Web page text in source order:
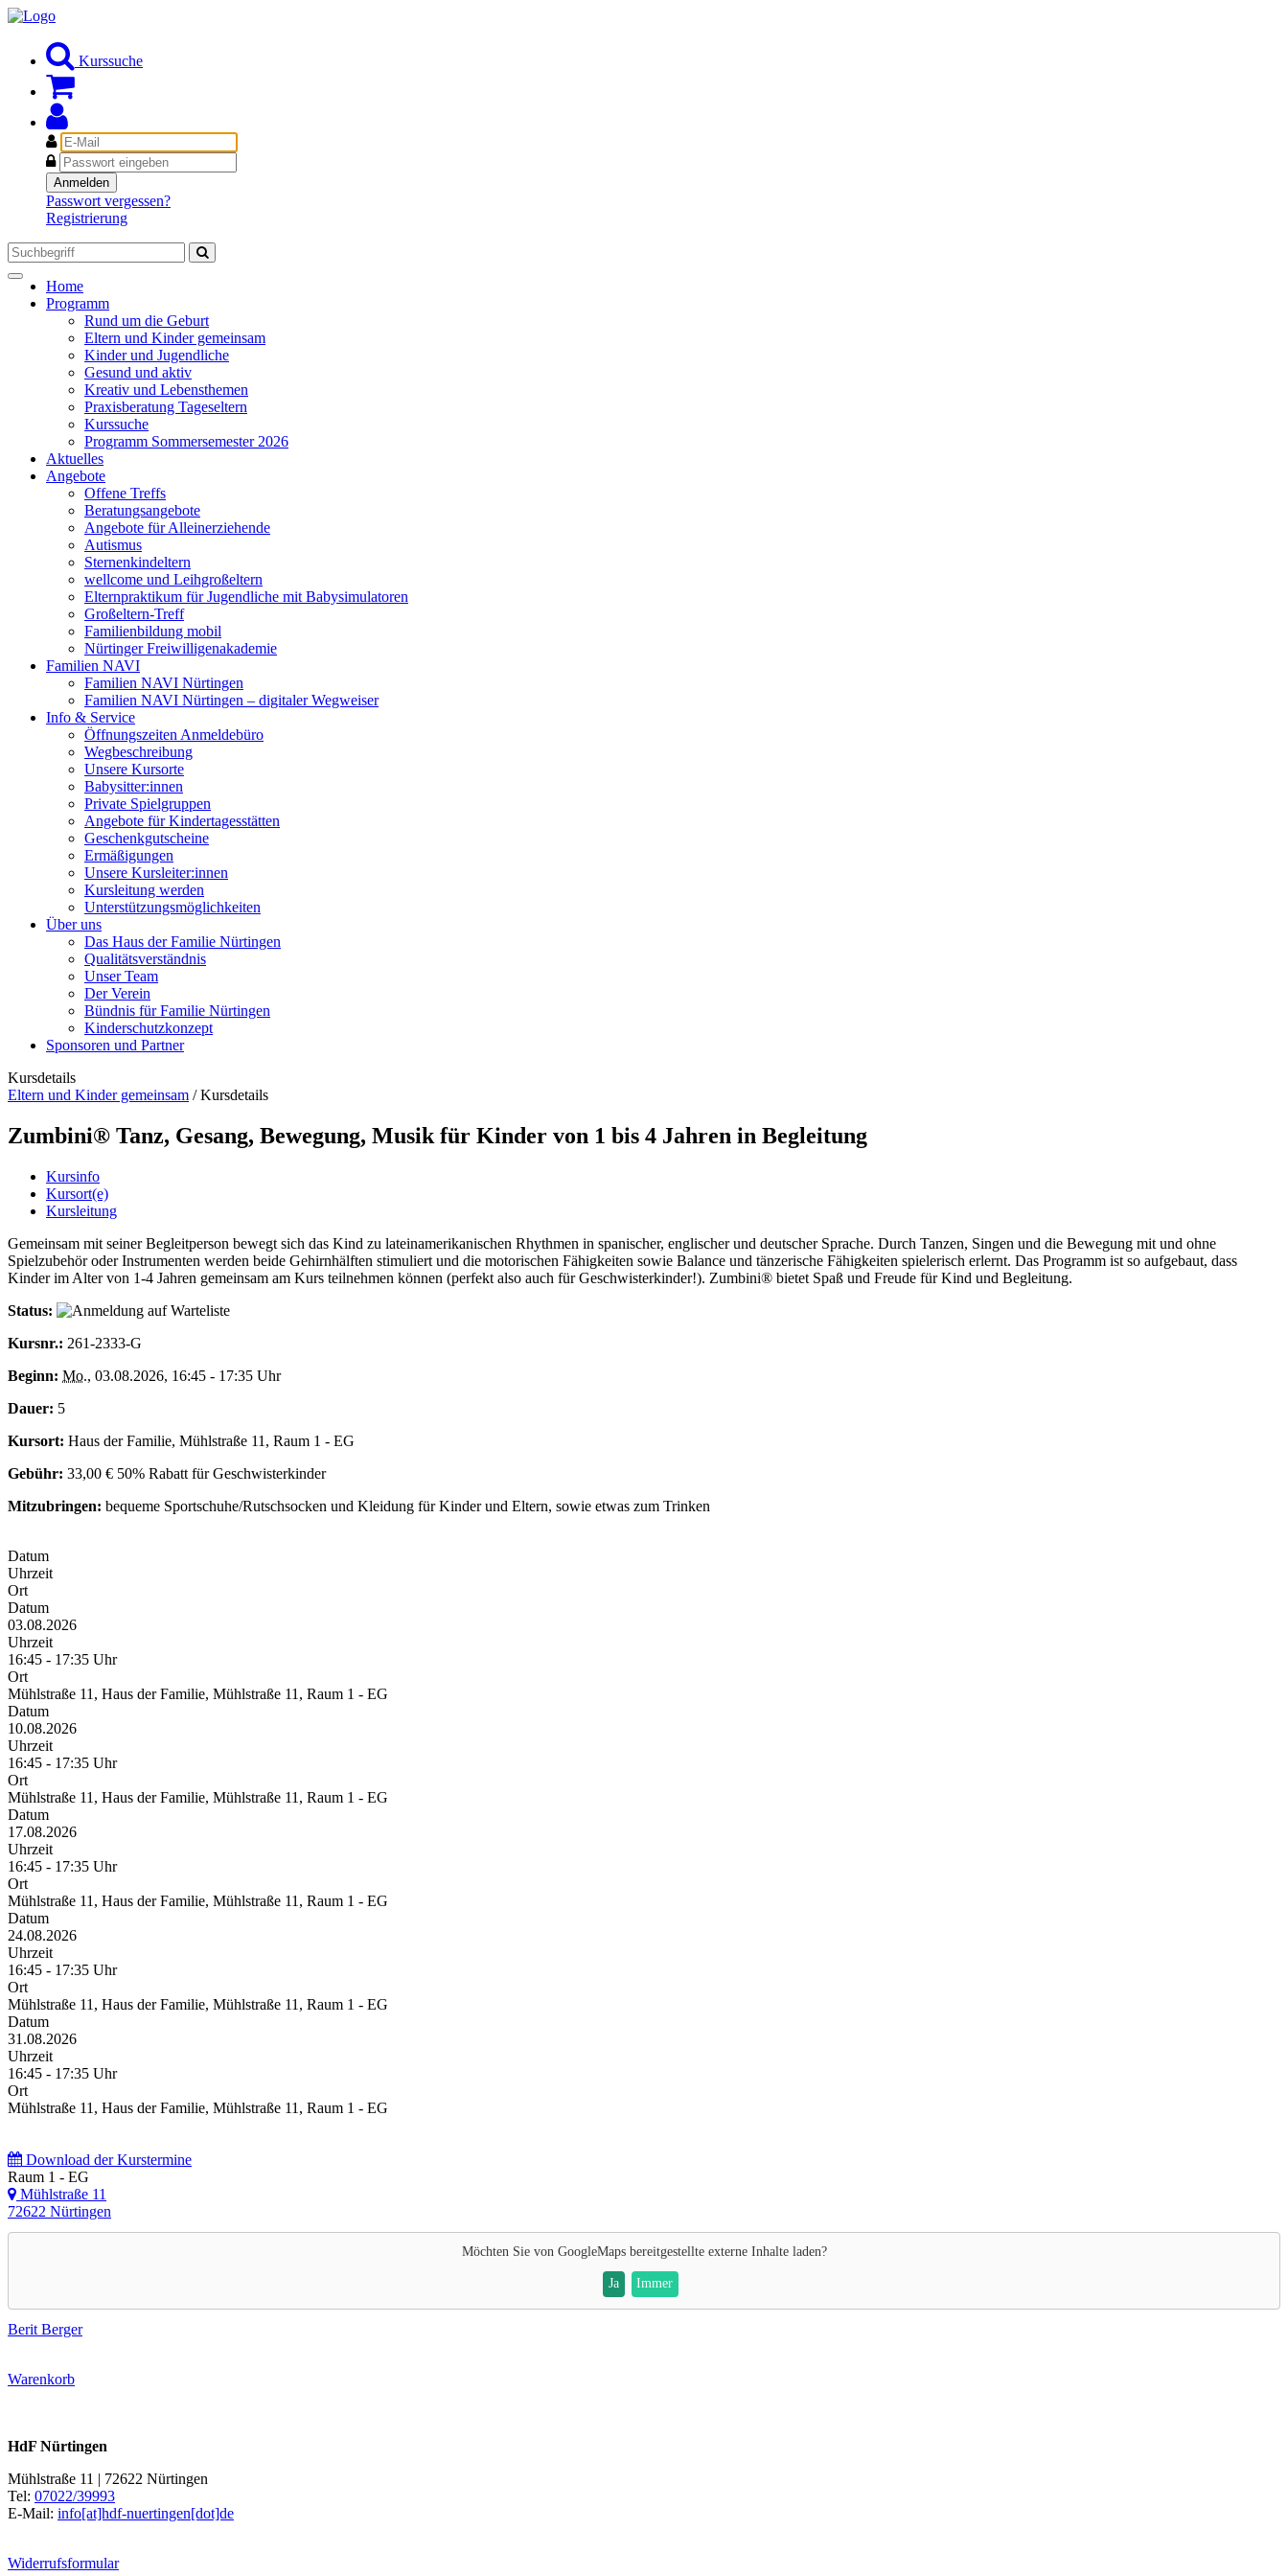
Kurssuche
E-
Mail
Passwort
Anmelden
Passwort vergessen?
Registrierung
Toggle
navigation
Home
Programm
Rund um die Geburt
Eltern und Kinder gemeinsam
Kinder und Jugendliche
Gesund und aktiv
Kreativ und Lebensthemen
Praxisberatung Tageseltern
Kurssuche
Programm Sommersemester 2026
Aktuelles
Angebote
Offene Treffs
Beratungsangebote
Angebote für Alleinerziehende
Autismus
Sternenkindeltern
wellcome und Leihgroßeltern
Elternpraktikum für Jugendliche mit Babysimulatoren
Großeltern-Treff
Familienbildung mobil
Nürtinger Freiwilligenakademie
Familien NAVI
Familien NAVI Nürtingen
Familien NAVI Nürtingen – digitaler Wegweiser
Info & Service
Öffnungszeiten Anmeldebüro
Wegbeschreibung
Unsere Kursorte
Babysitter:innen
Private Spielgruppen
Angebote für Kindertagesstätten
Geschenkgutscheine
Ermäßigungen
Unsere Kursleiter:innen
Kursleitung werden
Unterstützungsmöglichkeiten
Über uns
Das Haus der Familie Nürtingen
Qualitätsverständnis
Unser Team
Der Verein
Bündnis für Familie Nürtingen
Kinderschutzkonzept
Sponsoren und Partner
Kursdetails
Eltern und Kinder gemeinsam /Kursdetails
Zumbini® Tanz, Gesang, Bewegung, Musik für Kinder von 1 bis 4 Jahren in Begleitung
Kursinfo
Kursort(e)
Kursleitung
Gemeinsam mit seiner Begleitperson bewegt sich das Kind zu lateinamerikanischen Rhythmen in spanischer, englischer und deutscher Sprache. Durch Tanzen, Singen und die Bewegung mit und ohne
Spielzubehör oder Instrumenten werden beide Gehirnhälften stimuliert und die motorischen Fähigkeiten sowie Balance und tänzerische Fähigkeiten spielerisch erlernt. Das Programm ist so aufgebaut, dass
Kinder im Alter von 1-4 Jahren gemeinsam am Kurs teilnehmen können (perfekt also auch für Geschwisterkinder!). Zumbini® bietet Spaß und Freude für Kind und Begleitung.
Status:
Kursnr.: 261-2333-G
Beginn: Mo., 03.08.2026, 16:45 - 17:35 Uhr
Dauer: 5
Kursort: Haus der Familie, Mühlstraße 11, Raum 1 - EG
Gebühr: 33,00 € 50% Rabatt für Geschwisterkinder
Mitzubringen: bequeme Sportschuhe/Rutschsocken und Kleidung für Kinder und Eltern, sowie etwas zum Trinken
Datum
Uhrzeit
Ort
Datum
03.08.2026
Uhrzeit
16:45 - 17:35 Uhr
Ort
Mühlstraße 11, Haus der Familie, Mühlstraße 11, Raum 1 - EG
Datum
10.08.2026
Uhrzeit
16:45 - 17:35 Uhr
Ort
Mühlstraße 11, Haus der Familie, Mühlstraße 11, Raum 1 - EG
Datum
17.08.2026
Uhrzeit
16:45 - 17:35 Uhr
Ort
Mühlstraße 11, Haus der Familie, Mühlstraße 11, Raum 1 - EG
Datum
24.08.2026
Uhrzeit
16:45 - 17:35 Uhr
Ort
Mühlstraße 11, Haus der Familie, Mühlstraße 11, Raum 1 - EG
Datum
31.08.2026
Uhrzeit
16:45 - 17:35 Uhr
Ort
Mühlstraße 11, Haus der Familie, Mühlstraße 11, Raum 1 - EG
Download der Kurstermine
Raum 1 - EG
Mühlstraße 11
72622 Nürtingen
Möchten Sie von GoogleMapsbereitgestellte externe Inhalte laden?
Ja Immer
Berit Berger
Warenkorb
HdF Nürtingen
Mühlstraße 11 | 72622 Nürtingen
Tel: 07022/39993
E-Mail: info[at]hdf-nuertingen[dot]de
Widerrufsformular